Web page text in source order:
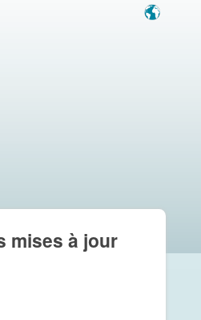
mises à jour